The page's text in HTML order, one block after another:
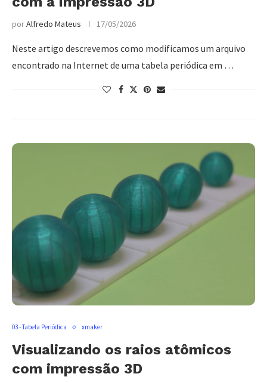
porAlfredo Mateus 17/05/2026
Neste artigo descrevemos como modificamos um arquivo
encontrado na Internet de uma tabela periódica em …
03 - Tabela Periódica xmaker
Visualizando os raios atômicos
com impressão 3D